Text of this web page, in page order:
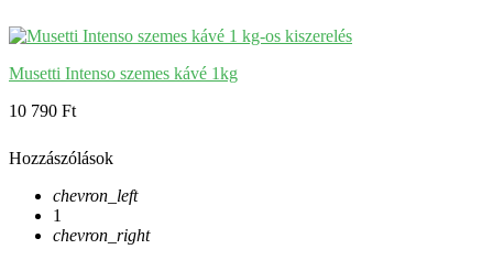
Musetti Intenso szemes kávé 1kg
10 790 Ft
Hozzászólások
chevron_left
1
chevron_right